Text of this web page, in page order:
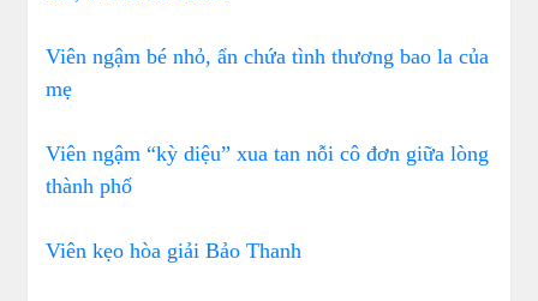
Viên ngậm bé nhỏ, ẩn chứa tình thương bao la của
mẹ
Viên ngậm “kỳ diệu” xua tan nỗi cô đơn giữa lòng
thành phố
Viên kẹo hòa giải Bảo Thanh